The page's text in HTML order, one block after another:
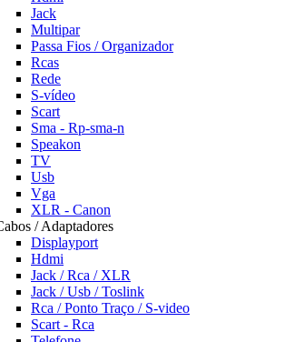
Jack
Multipar
Passa Fios / Organizador
Rcas
Rede
S-vídeo
Scart
Sma - Rp-sma-n
Speakon
TV
Usb
Vga
XLR - Canon
/ Adaptadores
Displayport
Hdmi
Jack / Rca / XLR
Jack / Usb / Toslink
Rca / Ponto Traço / S-video
Scart - Rca